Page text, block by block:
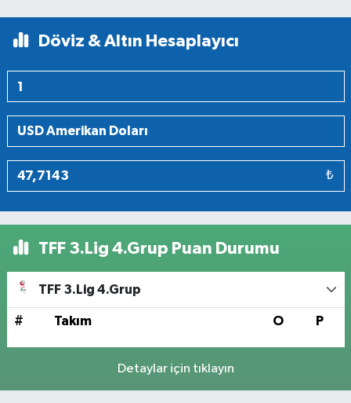
Döviz & Altın Hesaplayıcı
₺
TFF 3.Lig 4.Grup Puan Durumu
TFF 3.Lig 4.Grup
# Takım O P
Detaylar için tıklayın